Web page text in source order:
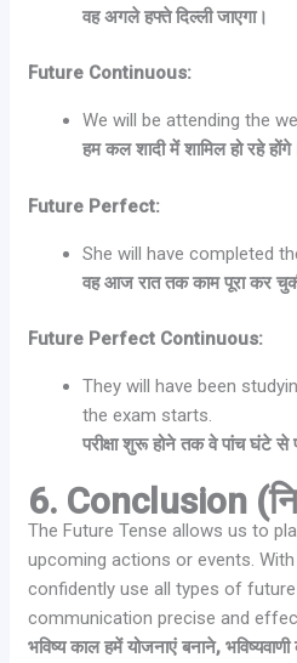
वह अगले हफ्ते दिल्ली जाएगा।
Future Continuous:
We will be attending the
हम कल शादी में शामिल हो रहे
Future Perfect:
She will have completed
वह आज रात तक काम पूरा कर
Future Perfect Continuous:
They will have been
the exam starts.
परीक्षा शुरू होने तक वे पांच घंटे से
6. Conclusion
The Future Tense allows us to
upcoming actions or events.
confidently use all types of
communication precise and
भविष्य काल हमें योजनाएं बनाने,